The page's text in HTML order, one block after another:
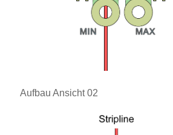
Aufbau Ansicht 02